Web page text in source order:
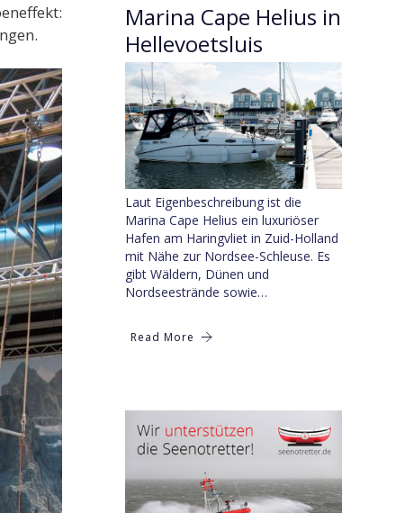
Marina Cape Helius in
Hellevoetsluis
Laut Eigenbeschreibung ist die
Marina Cape Helius ein luxuriöser
Hafen am Haringvliet in Zuid-Holland
mit Nähe zur Nordsee-Schleuse. Es
gibt Wäldern, Dünen und
Nordseestrände sowie…
Read More